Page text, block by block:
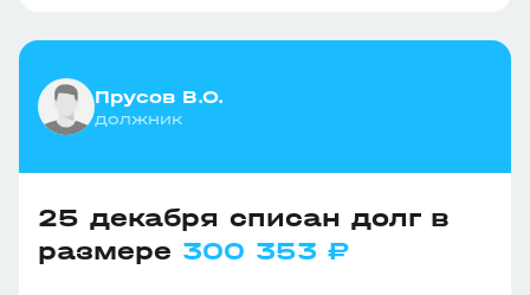
Прусов В.О.
должник
25 декабря списан долг в
размере 300 353 ₽